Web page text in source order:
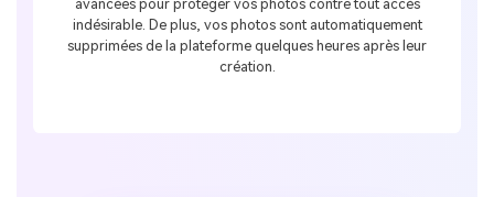
avancées pour protéger vos photos contre tout accès
indésirable. De plus, vos photos sont automatiquement
supprimées de la plateforme quelques heures après leur
création.